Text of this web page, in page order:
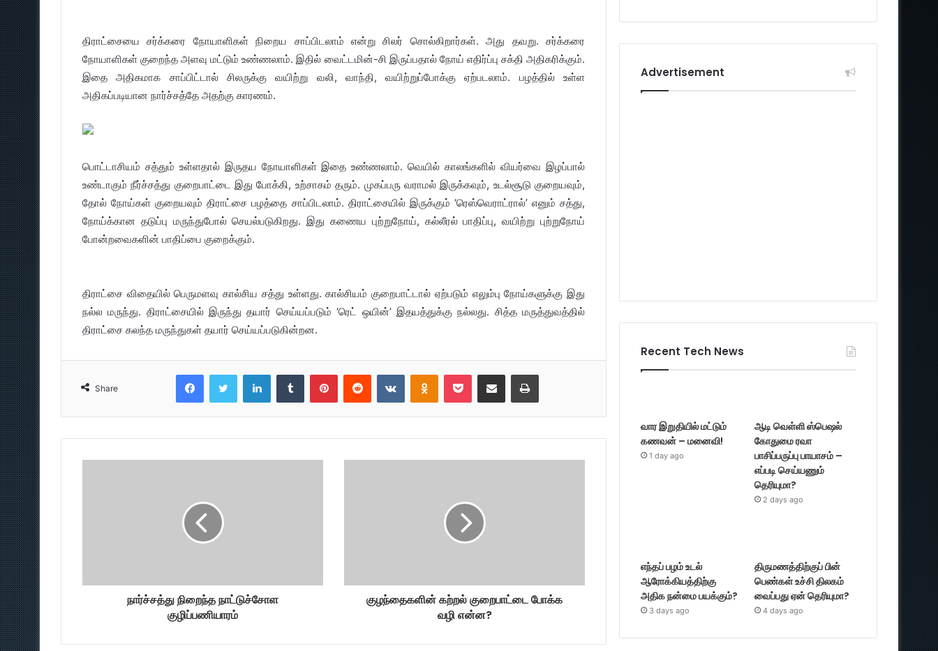
திராட்சையை சர்க்கரை நோயாளிகள் நிறைய சாப்பிடலாம் என்று சிலர் சொல்கிறார்கள். அது தவறு. சர்க்கரை
நோயாளிகள் குறைந்த அளவு மட்டும் உண்ணலாம். இதில் வைட்டமின்-சி இருப்பதால் நோய் எதிர்ப்பு சக்தி அதிகரிக்கும்.
இதை அதிகமாக சாப்பிட்டால் சிலருக்கு வயிற்று வலி, வாந்தி, வயிற்றுப்போக்கு ஏற்படலாம். பழத்தில் உள்ள
அதிகப்படியான நார்ச்சத்தே அதற்கு காரணம்.
பொட்டாசியம் சத்தும் உள்ளதால் இருதய நோயாளிகள் இதை உண்ணலாம். வெயில் காலங்களில் வியர்வை இழப்பால்
உண்டாகும் நீர்ச்சத்து குறைபாட்டை இது போக்கி, உற்சாகம் தரும். முகப்பரு வராமல் இருக்கவும், உடல்சூடு குறையவும்,
தோல் நோய்கள் குறையவும் திராட்சை பழத்தை சாப்பிடலாம். திராட்சையில் இருக்கும் ‘ரெஸ்வெராட்ரால்’ எனும் சத்து,
நோய்க்கான தடுப்பு மருந்துபோல் செயல்படுகிறது. இது கணைய புற்றுநோய், கல்லீரல் பாதிப்பு, வயிற்று புற்றுநோய்
போன்றவைகளின் பாதிப்பை குறைக்கும்.
திராட்சை விதையில் பெருமளவு கால்சிய சத்து உள்ளது. கால்சியம் குறைபாட்டால் ஏற்படும் எலும்பு நோய்களுக்கு இது
நல்ல மருந்து. திராட்சையில் இருந்து தயார் செய்யப்படும் ‘ரெட் ஒயின்’ இதயத்துக்கு நல்லது. சித்த மருத்துவத்தில்
திராட்சை கலந்த மருந்துகள் தயார் செய்யப்படுகின்றன.
Share
FacebookTwitter LinkedInTumblr PinterestReddit VKontakteOdnoklassniki
Pocket Share via Email Print
நார்ச்சத்து நிறைந்த நாட்டுச்சோள
குழிப்பணியாரம்
குழந்தைகளின் கற்றல் குறைபாட்டை போக்க
வழி என்ன?
Advertisement
Recent Tech News
வார இறுதியில் மட்டும்
கணவன் – மனைவி!
1 day ago
ஆடி வெள்ளி ஸ்பெஷல்
கோதுமை ரவா
பாசிப்பருப்பு பாயாசம் –
எப்படி செய்யணும்
தெரியுமா?
2 days ago
எந்தப் பழம் உடல்
ஆரோக்கியத்திற்கு
அதிக நன்மை பயக்கும்?
3 days ago
திருமணத்திற்குப் பின்
பெண்கள் உச்சி திலகம்
வைப்பது ஏன் தெரியுமா?
4 days ago